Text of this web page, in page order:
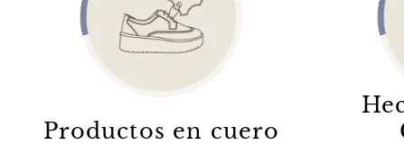
Productos en cuero